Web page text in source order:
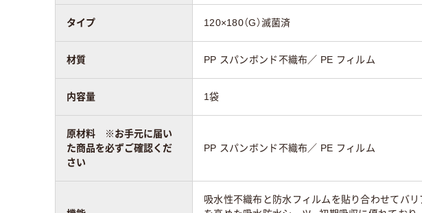
タイプ 120×180（G）滅菌済
材質 PP スパンボンド不織布／ PE フィルム
内容量 1袋
原材料 ※お手元に届い
た商品を必ずご確認くだ
さい
PP スパンボンド不織布／ PE フィルム
吸水性不織布と防水フィルムを貼り合わせてバリ